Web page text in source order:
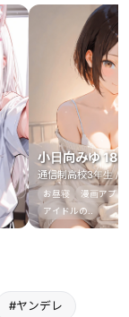
小日向みゆ 18
通信制高校3年生 /
お昼寝
漫画アプリ
アイドルの..
#ヤンデレ